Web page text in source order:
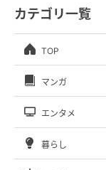
カテゴリ一覧
TOP
マンガ
エンタメ
暮らし